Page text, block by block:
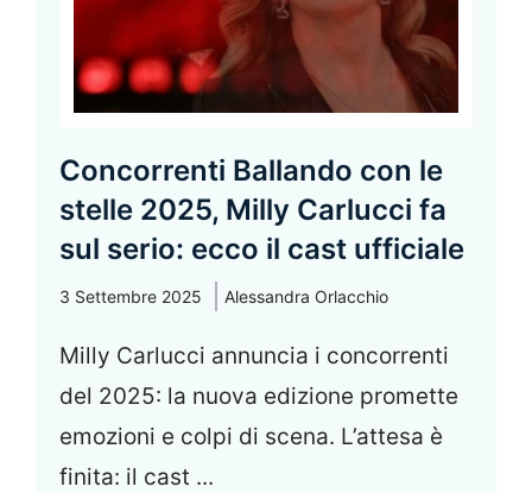
Concorrenti Ballando con le
stelle 2025, Milly Carlucci fa
sul serio: ecco il cast ufficiale
3 Settembre 2025 Alessandra Orlacchio
Milly Carlucci annuncia i concorrenti
del 2025: la nuova edizione promette
emozioni e colpi di scena. L’attesa è
finita: il cast ...